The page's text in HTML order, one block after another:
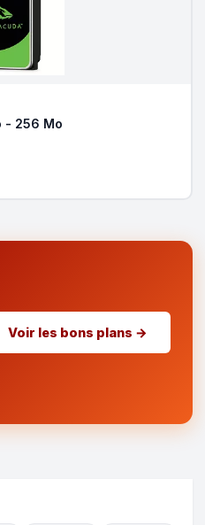
- 256 Mo
Voir les bons plans →